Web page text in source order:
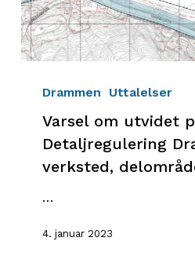
planområde
Detaljregulering
Drammen Uttalelser
Varsel om utvidet
Detaljregulering
verksted,
…
4. januar 2023